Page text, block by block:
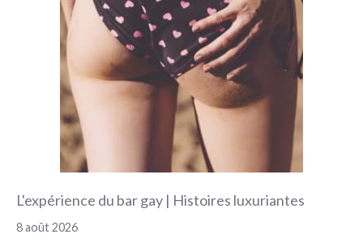
L'expérience du bar gay | Histoires luxuriantes
8 août 2026